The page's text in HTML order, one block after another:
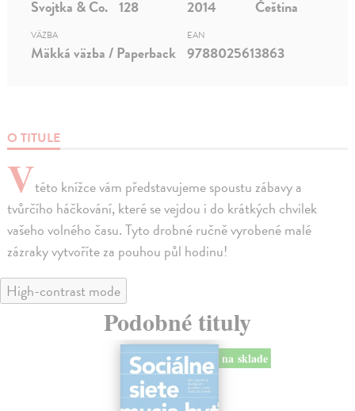
O TITULE
Vtéto knížce vám představujeme spoustu zábavy a
tvůrčího háčkování, které se vejdou i do krátkých chvilek
vašeho volného času. Tyto drobné ručně vyrobené malé
zázraky vytvoříte za pouhou půl hodinu!
Svojtka & Co. 128 2014 Čeština
VÄZBA
Mäkká väzba / Paperback
EAN
9788025613863
High-contrast mode
Podobné tituly
na sklade